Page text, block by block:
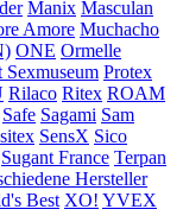
Manix Masculan
Amore Muchacho
ONE Ormelle
Sexmuseum Protex
Rilaco Ritex ROAM
Safe Sagami Sam
SensX Sico
Sugant France Terpan
Hersteller
Best XO! YVEX